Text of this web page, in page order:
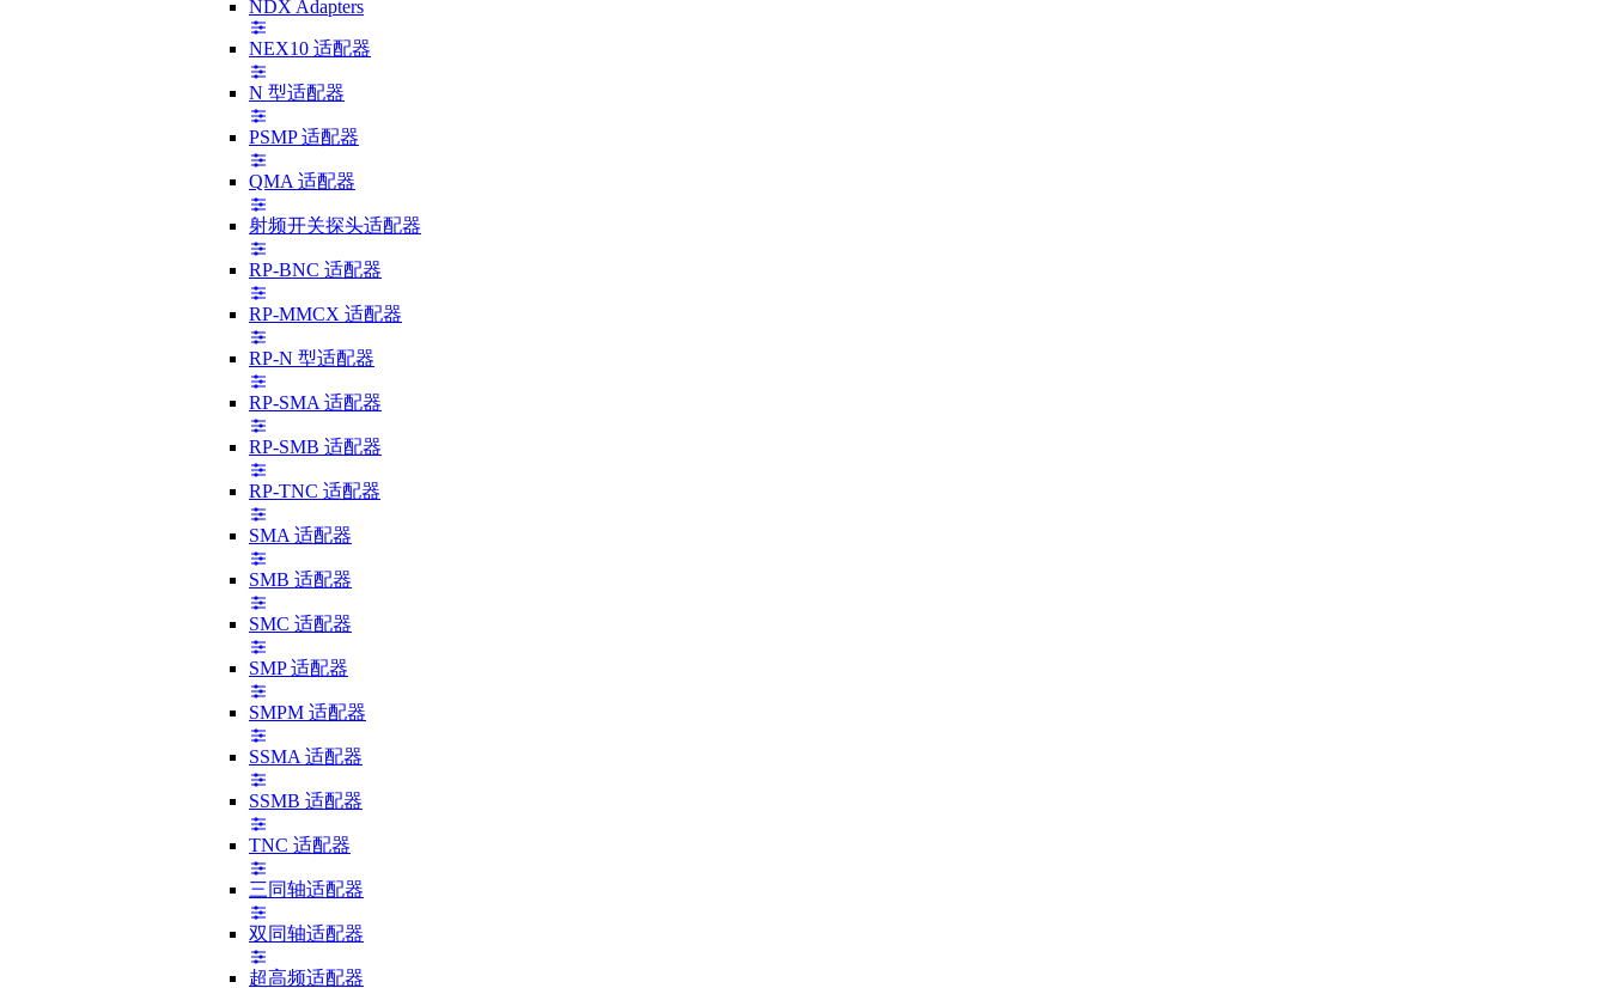
NDX Adapters
NEX10 适配器
N 型适配器
PSMP 适配器
QMA 适配器
射频开关探头适配器
RP-BNC 适配器
RP-MMCX 适配器
RP-N 型适配器
RP-SMA 适配器
RP-SMB 适配器
RP-TNC 适配器
SMA 适配器
SMB 适配器
SMC 适配器
SMP 适配器
SMPM 适配器
SSMA 适配器
SSMB 适配器
TNC 适配器
三同轴适配器
双同轴适配器
超高频适配器